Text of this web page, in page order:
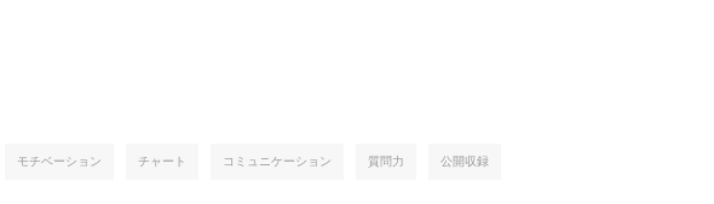
モチベーション チャート コミュニケーション 質問力 公開収録